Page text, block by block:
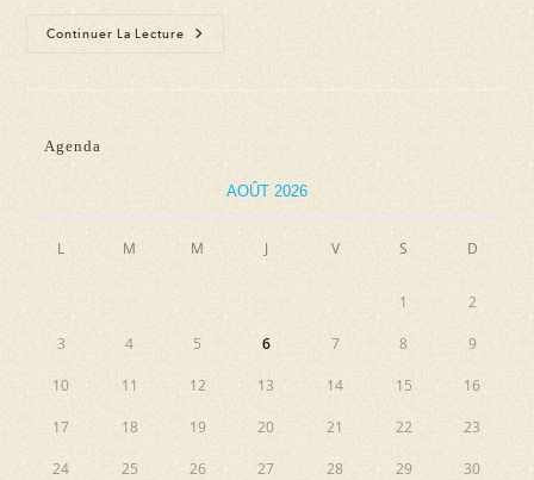
Continuer La Lecture
Vos
Commerces
Agenda
AOÛT 2026
L M M J V S D
1 2
3 4 5 6 7 8 9
10 11 12 13 14 15 16
17 18 19 20 21 22 23
24 25 26 27 28 29 30